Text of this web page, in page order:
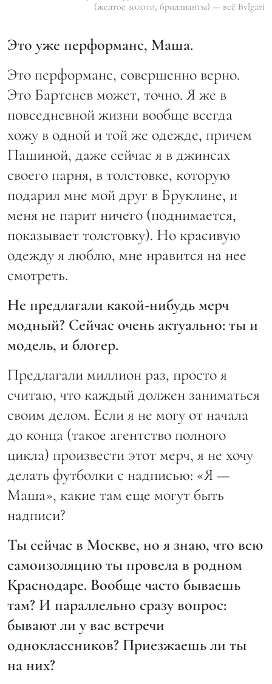
(желтое золото, бриллианты) — всё Bvlgari
Это уже перформанс, Маша.
Это перформанс, совершенно верно.
Это Бартенев может, точно. Я же в
повседневной жизни вообще всегда
хожу в одной и той же одежде, причем
Пашиной, даже сейчас я в джинсах
своего парня, в толстовке, которую
подарил мне мой друг в Бруклине, и
меня не парит ничего (поднимается,
показывает толстовку). Но красивую
одежду я люблю, мне нравится на нее
смотреть.
Не предлагали какой-нибудь мерч
модный? Сейчас очень актуально: ты и
модель, и блогер.
Предлагали миллион раз, просто я
считаю, что каждый должен заниматься
своим делом. Если я не могу от начала
до конца (такое агентство полного
цикла) произвести этот мерч, я не хочу
делать футболки с надписью: «Я —
Маша», какие там еще могут быть
надписи?
Ты сейчас в Москве, но я знаю, что всю
самоизоляцию ты провела в родном
Краснодаре. Вообще часто бываешь
там? И параллельно сразу вопрос:
бывают ли у вас встречи
одноклассников? Приезжаешь ли ты
на них?